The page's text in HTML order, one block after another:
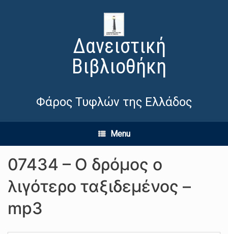
Δανειστική
Βιβλιοθήκη
Φάρος Τυφλών της Ελλάδος
Menu
07434 – Ο δρόμος ο
λιγότερο ταξιδεμένος –
mp3